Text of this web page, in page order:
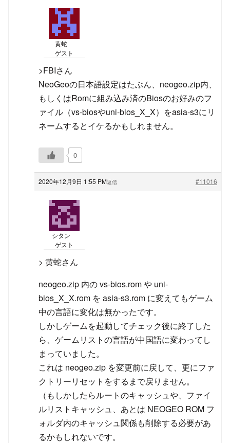
黄蛇
ゲスト
>FBIさん
NeoGeoの日本語設定はたぶん、neogeo.zip内、
もしくはRomに組み込み済のBiosのお好みのフ
ァイル（vs-biosやuni-bios_X_X）をasia-s3にリ
ネームするとイケるかもしれません。
0
2020年12月9日 1:55 PM #11016
返信
シタン
ゲスト
> 黄蛇さん
neogeo.zip 内の vs-bios.rom や uni-
bios_X_X.rom を asia-s3.rom に変えてもゲーム
中の言語に変化は無かったです。
しかしゲームを起動してチェック後に終了した
ら、ゲームリストの言語が中国語に変わってし
まっていました。
これは neogeo.zip を変更前に戻して、更にファ
クトリーリセットをするまで戻りません。
（もしかしたらルートのキャッシュや、ファイ
ルリストキャッシュ、あとは NEOGEO ROM フ
ォルダ内のキャッシュ関係も削除する必要があ
るかもしれないです。